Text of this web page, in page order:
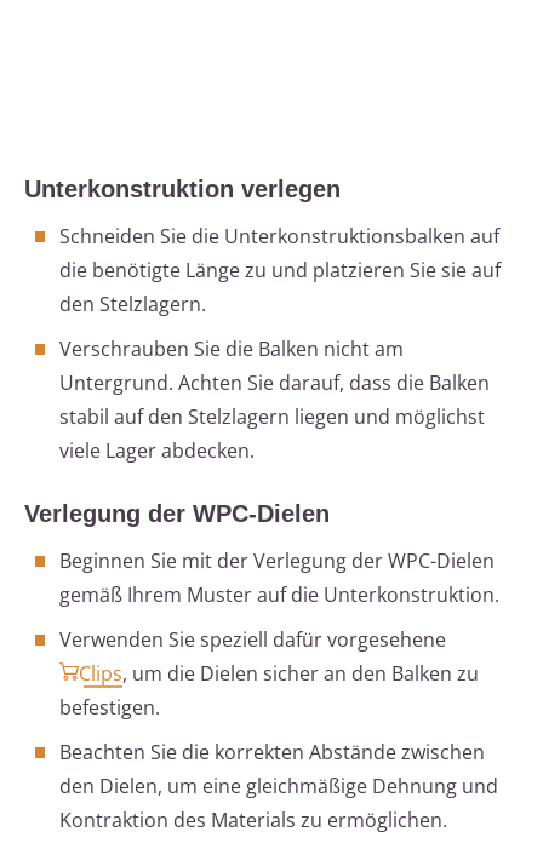
Unterkonstruktion verlegen
Schneiden Sie die Unterkonstruktionsbalken auf
die benötigte Länge zu und platzieren Sie sie auf
den Stelzlagern.
Verschrauben Sie die Balken nicht am
Untergrund. Achten Sie darauf, dass die Balken
stabil auf den Stelzlagern liegen und möglichst
viele Lager abdecken.
Verlegung der WPC-Dielen
Beginnen Sie mit der Verlegung der WPC-Dielen
gemäß Ihrem Muster auf die Unterkonstruktion.
Verwenden Sie speziell dafür vorgesehene
Clips, um die Dielen sicher an den Balken zu
befestigen.
Beachten Sie die korrekten Abstände zwischen
den Dielen, um eine gleichmäßige Dehnung und
Kontraktion des Materials zu ermöglichen.